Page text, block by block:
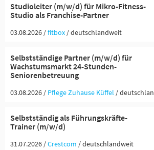
Studioleiter (m/w/d) für Mikro-Fitness-
Studio als Franchise-Partner
03.08.2026 /fitbox / deutschlandweit
Selbstständige Partner (m/w/d) für
Wachstumsmarkt 24-Stunden-
Seniorenbetreuung
03.08.2026 / Pflege Zuhause Küffel /
Selbstständig als Führungskräfte-
Trainer (m/w/d)
31.07.2026 /Crestcom / deutschlandweit